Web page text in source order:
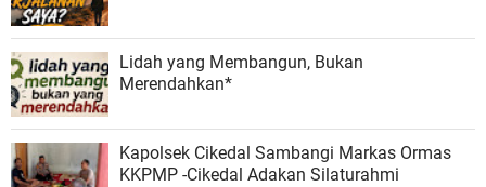
Lidah yang Membangun, Bukan
Merendahkan*
Kapolsek Cikedal Sambangi Markas Ormas
KKPMP -Cikedal Adakan Silaturahmi